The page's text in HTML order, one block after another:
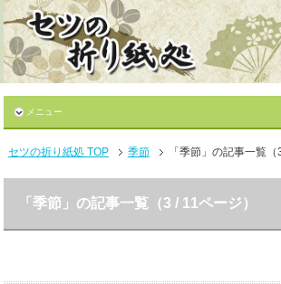
メニュー
セツの折り紙処 TOP 季節 「季節」の記事一覧（
「季節」の記事一覧（3 / 11ページ）